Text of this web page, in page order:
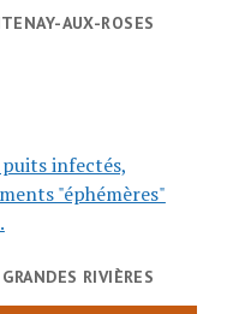
AUX-ROSES
infectés,
"éphémères"
RIVIÈRES